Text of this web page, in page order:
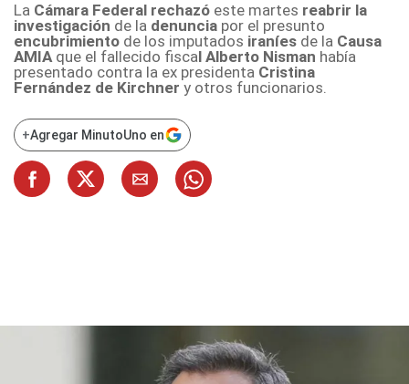
La Cámara Federal rechazó este martes reabrir la
investigación de la denuncia por el presunto
encubrimiento de los imputados iraníes de la Causa
AMIAque el fallecido fiscal Alberto Nisman había
presentado contra la ex presidenta Cristina
Fernández de Kirchner y otros funcionarios.
+Agregar MinutoUno en